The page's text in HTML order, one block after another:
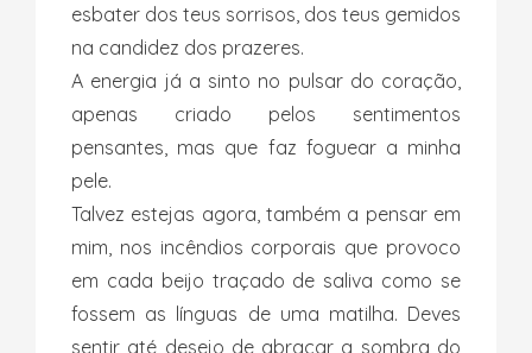
esbater dos teus sorrisos, dos teus gemidos
na candidez dos prazeres.
A energia já a sinto no pulsar do coração,
apenas criado pelos sentimentos
pensantes, mas que faz foguear a minha
pele.
Talvez estejas agora, também a pensar em
mim, nos incêndios corporais que provoco
em cada beijo traçado de saliva como se
fossem as línguas de uma matilha. Deves
sentir até desejo de abraçar a sombra do